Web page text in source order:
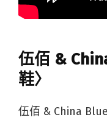
伍佰 &
鞋〉
伍佰 & China